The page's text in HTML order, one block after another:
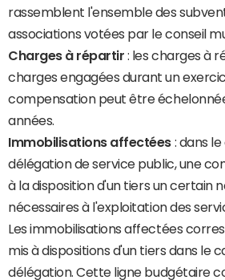
rassemblent l'ensemble des
associations votées par le conseil
Charges à répartir : les charges à
charges engagées durant un
compensation peut être
années.
Immobilisations affectées : dans
délégation de service public, une
à la disposition d'un tiers un certain
nécessaires à l'exploitation des
Les immobilisations affectées
mis à dispositions d'un tiers dans le
délégation. Cette ligne budgétaire